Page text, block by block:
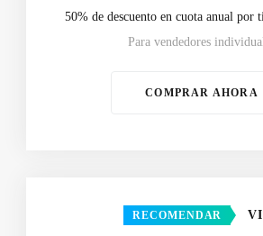
50% de descuento en cuota anual por
Para vendedores
COMPRAR AHORA
RECOMENDAR